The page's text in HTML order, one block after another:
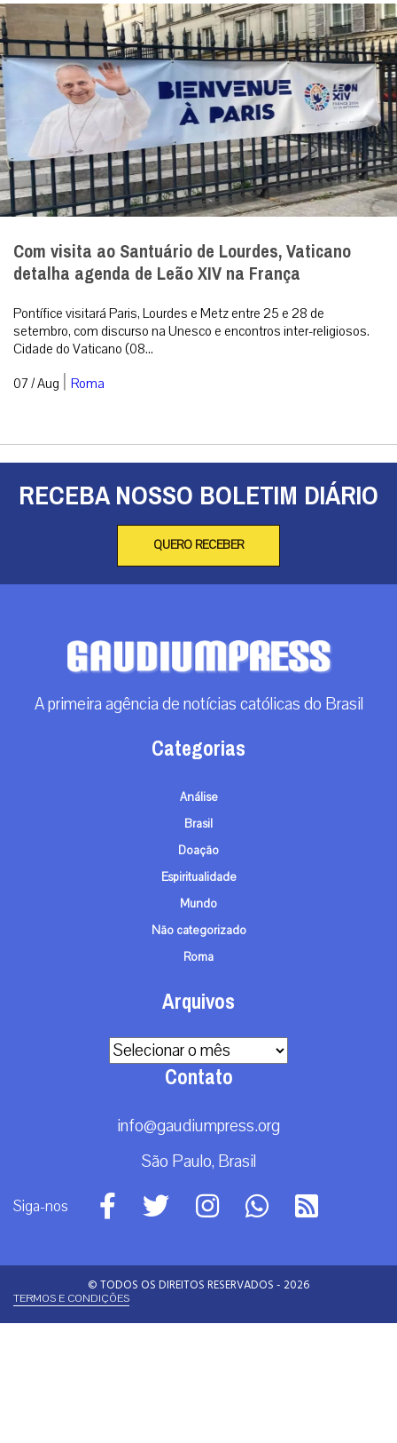
Com visita ao Santuário de Lourdes, Vaticano
detalha agenda de Leão XIV na França
Pontífice visitará Paris, Lourdes e Metz entre 25 e 28 de
setembro, com discurso na Unesco e encontros inter-religiosos.
Cidade do Vaticano (08...
07 / Aug | Roma
RECEBA NOSSO BOLETIM DIÁRIO
QUERO RECEBER
A primeira agência de notícias católicas do Brasil
Categorias
Análise
Brasil
Doação
Espiritualidade
Mundo
Não categorizado
Roma
Arquivos
Arquivos
Contato
info@gaudiumpress.org
São Paulo, Brasil
Siga-nos
© TODOS OS DIREITOS RESERVADOS - 2026
TERMOS E CONDIÇÕES